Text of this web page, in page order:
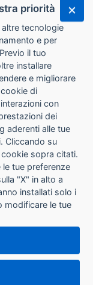
priorità
tecnologie
e per
il tuo
installare
e migliorare
di
con
dei
aderenti alle tue
Cliccando su
sopra citati.
tue preferenze
"X" in alto a
installati solo i
modificare le tue
maggiori
sui cookie